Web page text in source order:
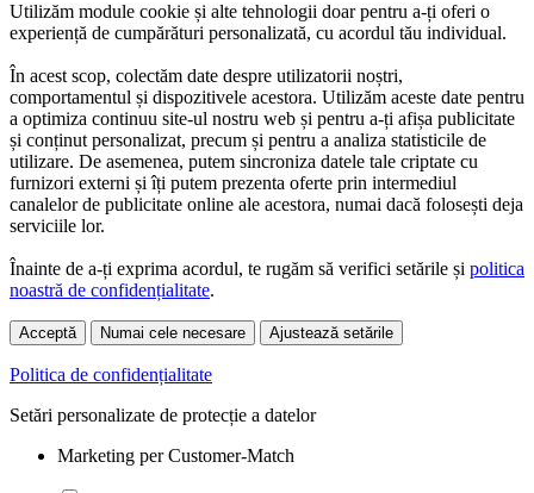
Utilizăm module cookie și alte tehnologii doar pentru a-ți oferi o
experiență de cumpărături personalizată, cu acordul tău individual.
În acest scop, colectăm date despre utilizatorii noștri,
comportamentul și dispozitivele acestora. Utilizăm aceste date pentru
a optimiza continuu site-ul nostru web și pentru a-ți afișa publicitate
și conținut personalizat, precum și pentru a analiza statisticile de
utilizare. De asemenea, putem sincroniza datele tale criptate cu
furnizori externi și îți putem prezenta oferte prin intermediul
canalelor de publicitate online ale acestora, numai dacă folosești deja
serviciile lor.
Înainte de a-ți exprima acordul, te rugăm să verifici setările și politica
noastră de confidențialitate.
Acceptă Numai cele necesare Ajustează setările
Politica de confidențialitate
Setări personalizate de protecție a datelor
Marketing per Customer-Match